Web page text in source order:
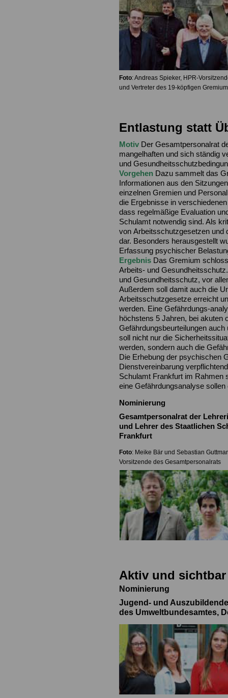
Foto: Andreas Spieker, HPR-
und Vertreter des 19-köpfigen
Entlastung statt
Motiv Der Gesamtpersonalrat
mangelhaften und sich ständig
und
Vorgehen Dazu sammelt das
Informationen aus den
einzelnen Gremien und
die Ergebnisse in
dass regelmäßige Evaluation
Schulamt notwendig sind. Als
von Arbeitsschutzgesetzen und
dar. Besonders herausgestellt
Erfassung psychischer
Ergebnis Das Gremium
Arbeits- und
und Gesundheitsschutz, vor
Außerdem soll damit auch die
Arbeitsschutzgesetze erreicht
werden. Eine Gefährdungs-
höchstens 5 Jahren, bei akuten
Gefährdungsbeurteilungen
soll nicht nur die
werden, sondern auch die
Die Erhebung der psychischen
Dienstvereinbarung
Schulamt Frankfurt im Rahmen
eine Gefährdungsanalyse
Nominierung
Gesamtpersonalrat der
und Lehrer des Staatlichen
Frankfurt
Foto: Meike Bär und Sebastian
Vorsitzende des Gesamtpersonalrats
Aktiv und sichtbar
Nominierung
Jugend- und
des Umweltbundesamtes,